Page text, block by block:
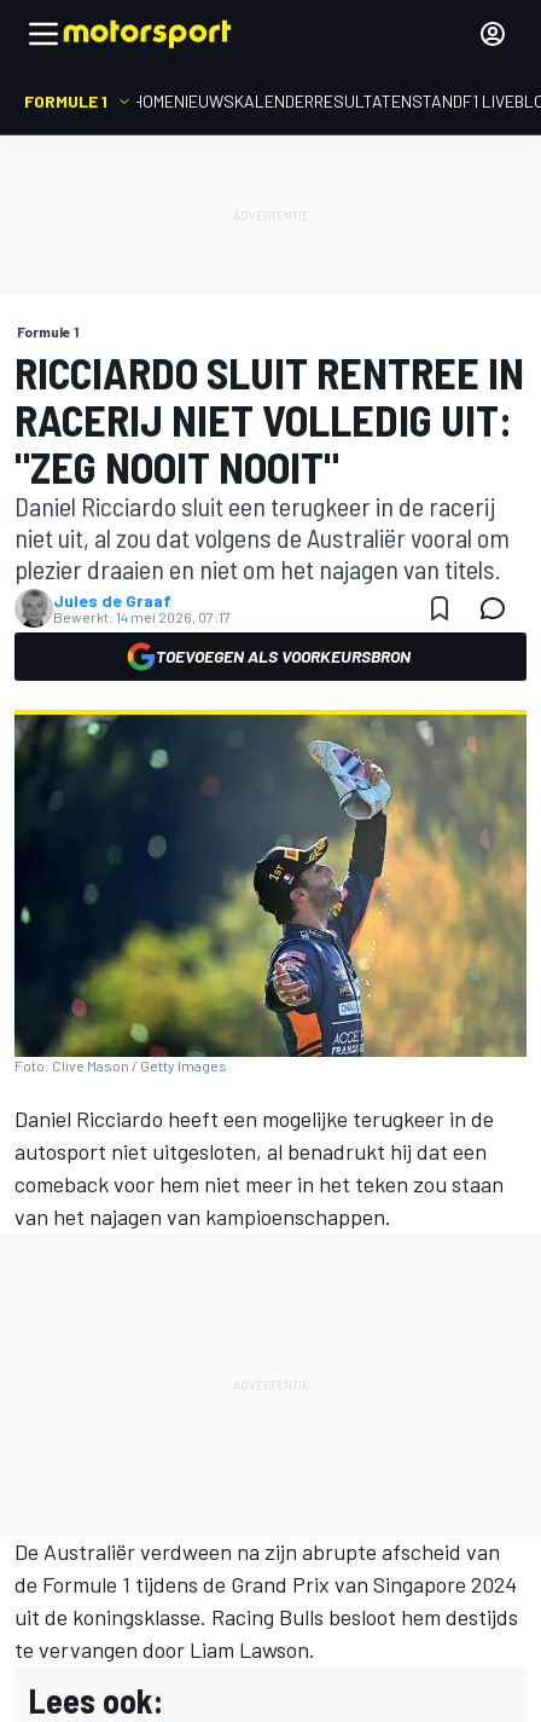
FORMULE 1 HOMENIEUWSKALENDERRESULTATENSTANDF1
Formule 1
RICCIARDO SLUIT RENTREE IN
RACERIJ NIET VOLLEDIG UIT:
"ZEG NOOIT NOOIT"
Daniel Ricciardo sluit een terugkeer in de racerij
niet uit, al zou dat volgens de Australiër vooral om
plezier draaien en niet om het najagen van titels.
Jules de Graaf
Bewerkt: 14 mei 2026, 07:17
TOEVOEGEN ALS VOORKEURSBRON
Foto: Clive Mason / Getty Images
Daniel Ricciardo heeft een mogelijke terugkeer in de
autosport niet uitgesloten, al benadrukt hij dat een
comeback voor hem niet meer in het teken zou staan
van het najagen van kampioenschappen.
De Australiër verdween na zijn abrupte afscheid van
de Formule 1 tijdens de Grand Prix van Singapore 2024
uit de koningsklasse. Racing Bulls besloot hem destijds
te vervangen door Liam Lawson.
Lees ook: